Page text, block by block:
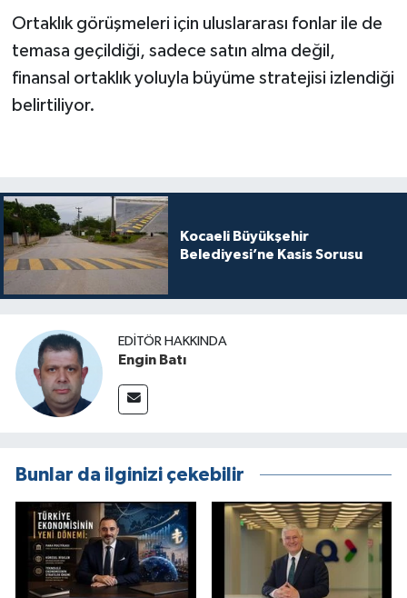
Ortaklık görüşmeleri için uluslararası fonlar ile de
temasa geçildiği, sadece satın alma değil,
finansal ortaklık yoluyla büyüme stratejisi izlendiği
belirtiliyor.
Kocaeli Büyükşehir
Belediyesi’ne Kasis Sorusu
EDITÖR HAKKINDA
Engin Batı
Bunlar da ilginizi çekebilir